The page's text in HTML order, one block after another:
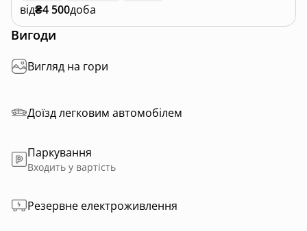
від₴4 500доба
Вигоди
Вигляд на гори
Доїзд легковим автомобілем
Паркування
Входить у вартість
Резервне електроживлення